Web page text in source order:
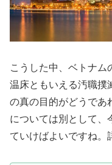
こうした中、ベトナム
温床ともいえる汚職撲
の真の目的がどうであ
については別として、
ていけばよいですね。